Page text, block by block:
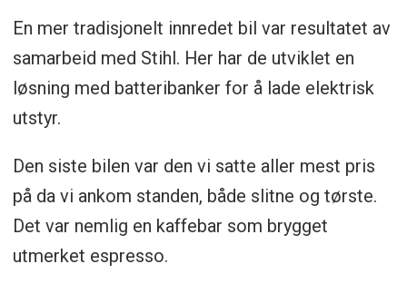
En mer tradisjonelt innredet bil var resultatet av
samarbeid med Stihl. Her har de utviklet en
løsning med batteribanker for å lade elektrisk
utstyr.
Den siste bilen var den vi satte aller mest pris
på da vi ankom standen, både slitne og tørste.
Det var nemlig en kaffebar som brygget
utmerket espresso.